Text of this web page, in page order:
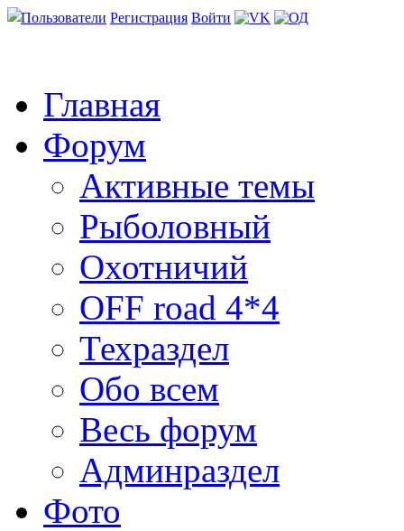
Пользователи Регистрация Войти
Главная
Форум
Активные темы
Рыболовный
Охотничий
OFF road 4*4
Техраздел
Обо всем
Весь форум
Админраздел
Фото